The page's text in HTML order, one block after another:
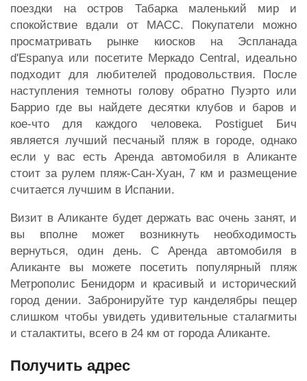
поездки на остров Табарка маленький мир и
спокойствие вдали от МАСС. Покупатели можно
просматривать рынке киосков на Эспланада
d'Espanya или посетите Меркадо Central, идеально
подходит для любителей продовольствия. После
наступления темноты голову обратно Пуэрто или
Баррио где вы найдете десятки клубов и баров и
кое-что для каждого человека. Postiguet Бич
является лучший песчаный пляж в городе, однако
если у вас есть Аренда автомобиля в Аликанте
стоит за рулем пляж-Сан-Хуан, 7 км и размещение
считается лучшим в Испании.
Визит в Аликанте будет держать вас очень занят, и
вы вполне может возникнуть необходимость
вернуться, один день. С Аренда автомобиля в
Аликанте вы можете посетить популярный пляж
Метрополис Бенидорм и красивый и исторический
город дении. Забронируйте тур канделябры пещер
слишком чтобы увидеть удивительные сталагмиты
и сталактиты, всего в 24 км от города Аликанте.
Получить адрес